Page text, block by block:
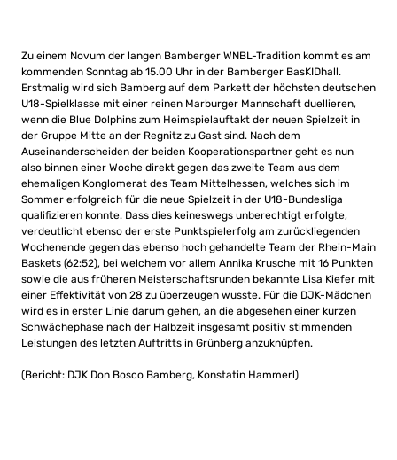
Zu einem Novum der langen Bamberger WNBL-Tradition kommt es am
kommenden Sonntag ab 15.00 Uhr in der Bamberger BasKIDhall.
Erstmalig wird sich Bamberg auf dem Parkett der höchsten deutschen
U18-Spielklasse mit einer reinen Marburger Mannschaft duellieren,
wenn die Blue Dolphins zum Heimspielauftakt der neuen Spielzeit in
der Gruppe Mitte an der Regnitz zu Gast sind. Nach dem
Auseinanderscheiden der beiden Kooperationspartner geht es nun
also binnen einer Woche direkt gegen das zweite Team aus dem
ehemaligen Konglomerat des Team Mittelhessen, welches sich im
Sommer erfolgreich für die neue Spielzeit in der U18-Bundesliga
qualifizieren konnte. Dass dies keineswegs unberechtigt erfolgte,
verdeutlicht ebenso der erste Punktspielerfolg am zurückliegenden
Wochenende gegen das ebenso hoch gehandelte Team der Rhein-Main
Baskets (62:52), bei welchem vor allem Annika Krusche mit 16 Punkten
sowie die aus früheren Meisterschaftsrunden bekannte Lisa Kiefer mit
einer Effektivität von 28 zu überzeugen wusste. Für die DJK-Mädchen
wird es in erster Linie darum gehen, an die abgesehen einer kurzen
Schwächephase nach der Halbzeit insgesamt positiv stimmenden
Leistungen des letzten Auftritts in Grünberg anzuknüpfen.
(Bericht: DJK Don Bosco Bamberg, Konstatin Hammerl)